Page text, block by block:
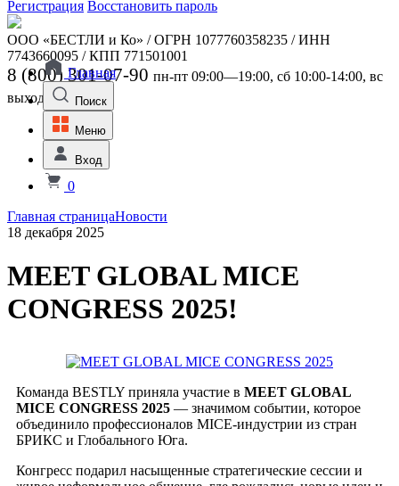
Регистрация Восстановить пароль
ООО «БЕСТЛИ и Ко» / ОГРН 1077760358235 / ИНН
7743660095 / КПП 771501001
8 (800) 301-07-90 пн-пт 09:00—19:00, сб 10:00-14:00, вс
выходной
Главная
Поиск
Меню
Вход
0
Главная страницаНовости
18 декабря 2025
MEET GLOBAL MICE
CONGRESS 2025!
Команда BESTLY приняла участие в MEET GLOBAL
MICE CONGRESS 2025 — значимом событии, которое
объединило профессионалов MICE‑индустрии из стран
БРИКС и Глобального Юга.
Конгресс подарил насыщенные стратегические сессии и